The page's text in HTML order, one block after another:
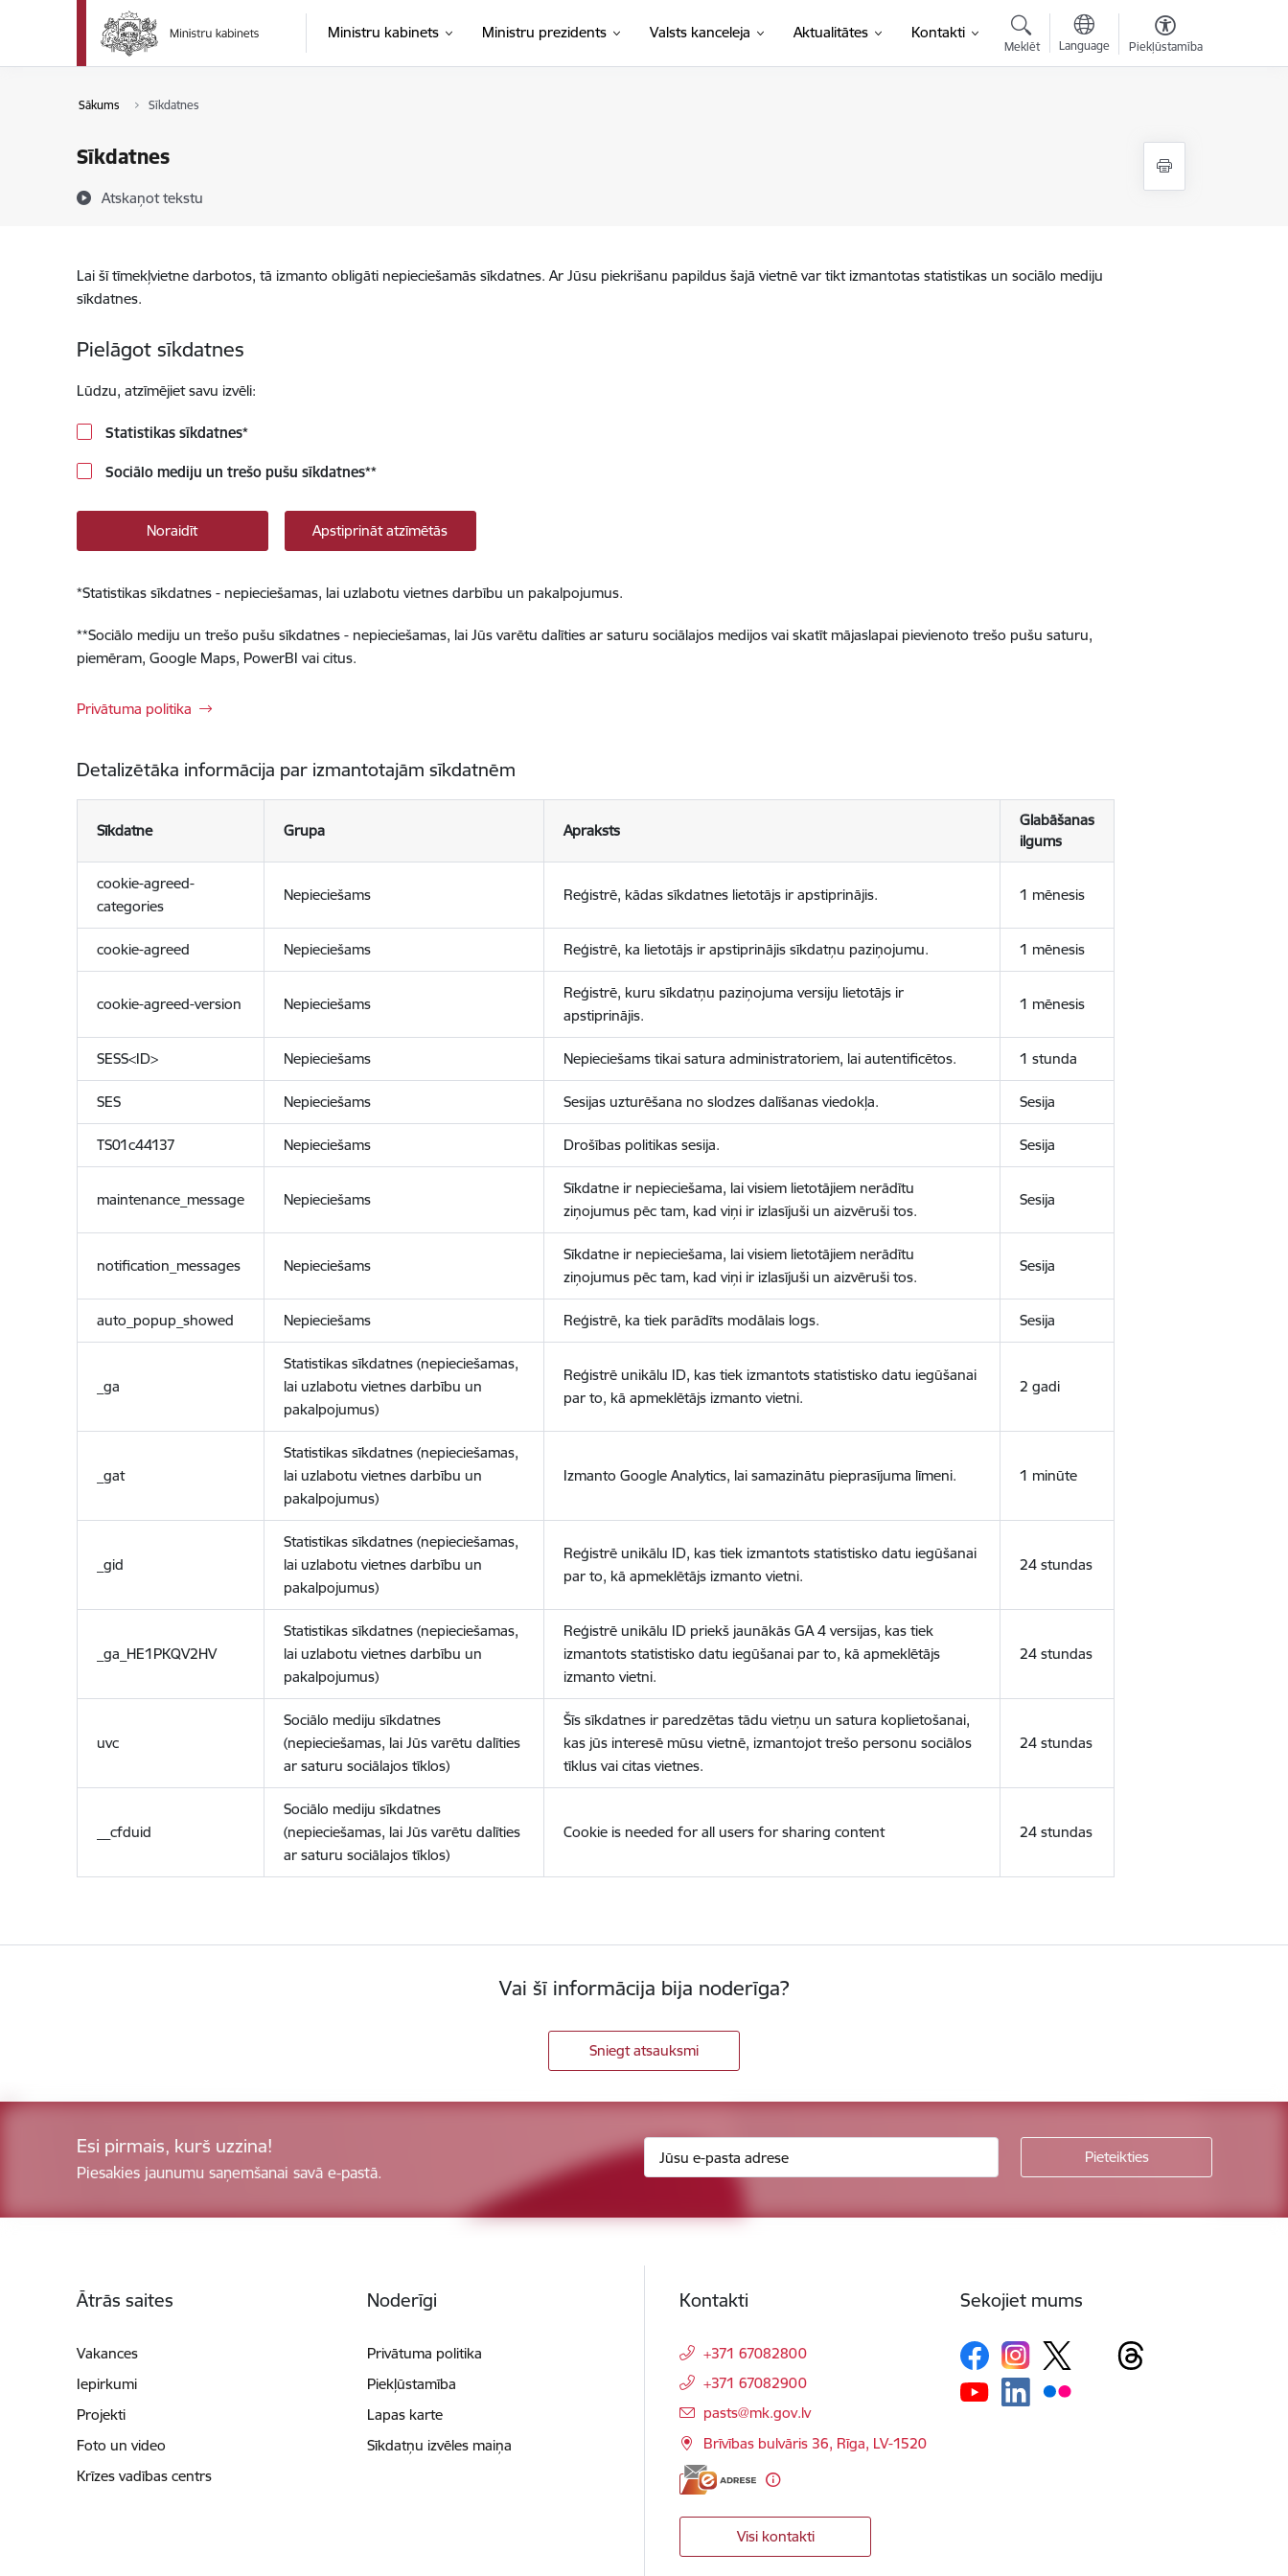
Pāriet uz lapas saturu
Ministru kabinets Ministru prezidents Valsts kanceleja Aktualitātes Kontakti
Meklēt Language Piekļūstamība
Sākums Sīkdatnes
Sīkdatnes
Atskaņot tekstu
Lai šī tīmekļvietne darbotos, tā izmanto obligāti nepieciešamās sīkdatnes. Ar Jūsu piekrišanu papildus šajā vietnē var tikt izmantotas statistikas un sociālo mediju
sīkdatnes.
Pielāgot sīkdatnes
Lūdzu, atzīmējiet savu izvēli:
Statistikas sīkdatnes*
Sociālo mediju un trešo pušu sīkdatnes**
Noraidīt Apstiprināt atzīmētās
*Statistikas sīkdatnes - nepieciešamas, lai uzlabotu vietnes darbību un pakalpojumus.
**Sociālo mediju un trešo pušu sīkdatnes - nepieciešamas, lai Jūs varētu dalīties ar saturu sociālajos medijos vai skatīt mājaslapai pievienoto trešo pušu saturu,
piemēram, Google Maps, PowerBI vai citus.
Privātuma politika
Detalizētāka informācija par izmantotajām sīkdatnēm
Sīkdatne Grupa Apraksts
Glabāšanas
ilgums
cookie-agreed-
categories
Nepieciešams Reģistrē, kādas sīkdatnes lietotājs ir apstiprinājis. 1 mēnesis
cookie-agreed Nepieciešams Reģistrē, ka lietotājs ir apstiprinājis sīkdatņu paziņojumu. 1 mēnesis
cookie-agreed-version Nepieciešams
Reģistrē, kuru sīkdatņu paziņojuma versiju lietotājs ir
apstiprinājis.
1 mēnesis
SESS<ID> Nepieciešams Nepieciešams tikai satura administratoriem, lai autentificētos. 1 stunda
SES Nepieciešams Sesijas uzturēšana no slodzes dalīšanas viedokļa. Sesija
TS01c44137 Nepieciešams Drošības politikas sesija. Sesija
maintenance_message Nepieciešams
Sīkdatne ir nepieciešama, lai visiem lietotājiem nerādītu
ziņojumus pēc tam, kad viņi ir izlasījuši un aizvēruši tos.
Sesija
notification_messages Nepieciešams
Sīkdatne ir nepieciešama, lai visiem lietotājiem nerādītu
ziņojumus pēc tam, kad viņi ir izlasījuši un aizvēruši tos.
Sesija
auto_popup_showed Nepieciešams Reģistrē, ka tiek parādīts modālais logs. Sesija
_ga
Statistikas sīkdatnes (nepieciešamas,
lai uzlabotu vietnes darbību un
pakalpojumus)
Reģistrē unikālu ID, kas tiek izmantots statistisko datu iegūšanai
par to, kā apmeklētājs izmanto vietni.
2 gadi
_gat
Statistikas sīkdatnes (nepieciešamas,
lai uzlabotu vietnes darbību un
pakalpojumus)
Izmanto Google Analytics, lai samazinātu pieprasījuma līmeni. 1 minūte
_gid
Statistikas sīkdatnes (nepieciešamas,
lai uzlabotu vietnes darbību un
pakalpojumus)
Reģistrē unikālu ID, kas tiek izmantots statistisko datu iegūšanai
par to, kā apmeklētājs izmanto vietni.
24 stundas
_ga_HE1PKQV2HV
Statistikas sīkdatnes (nepieciešamas,
lai uzlabotu vietnes darbību un
pakalpojumus)
Reģistrē unikālu ID priekš jaunākās GA 4 versijas, kas tiek
izmantots statistisko datu iegūšanai par to, kā apmeklētājs
izmanto vietni.
24 stundas
uvc
Sociālo mediju sīkdatnes
(nepieciešamas, lai Jūs varētu dalīties
ar saturu sociālajos tīklos)
Šīs sīkdatnes ir paredzētas tādu vietņu un satura koplietošanai,
kas jūs interesē mūsu vietnē, izmantojot trešo personu sociālos
tīklus vai citas vietnes.
24 stundas
__cfduid
Sociālo mediju sīkdatnes
(nepieciešamas, lai Jūs varētu dalīties
ar saturu sociālajos tīklos)
Cookie is needed for all users for sharing content 24 stundas
Vai šī informācija bija noderīga?
Sniegt atsauksmi
Esi pirmais, kurš uzzina!
Piesakies jaunumu saņemšanai savā e-pastā.
Ātrās saites
Vakances
Iepirkumi
Projekti
Foto un video
Krīzes vadības centrs
Noderīgi
Privātuma politika
Piekļūstamība
Lapas karte
Sīkdatņu izvēles maiņa
Kontakti
+371 67082800
+371 67082900
E-pasts:
pasts@mk.gov.lv
Brīvības bulvāris 36, Rīga, LV-1520
Visi kontakti
Sekojiet mums